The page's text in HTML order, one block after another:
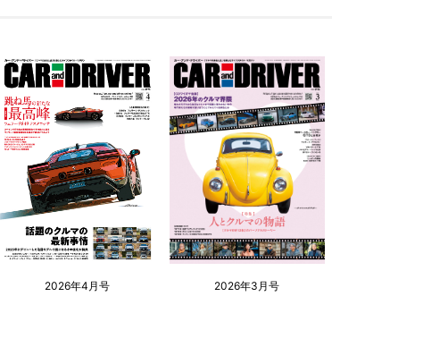
2026年4月号 2026年3月号